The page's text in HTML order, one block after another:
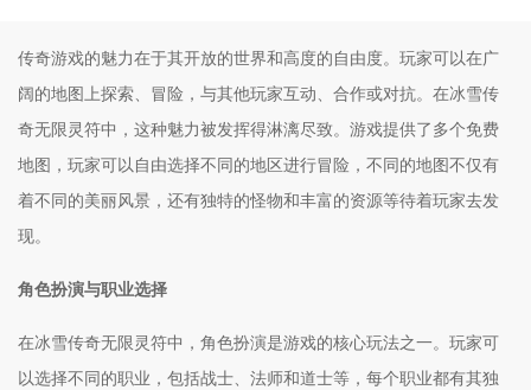
传奇游戏的魅力在于其开放的世界和高度的自由度。玩家可以在广
阔的地图上探索、冒险，与其他玩家互动、合作或对抗。在冰雪传
奇无限灵符中，这种魅力被发挥得淋漓尽致。游戏提供了多个免费
地图，玩家可以自由选择不同的地区进行冒险，不同的地图不仅有
着不同的美丽风景，还有独特的怪物和丰富的资源等待着玩家去发
现。
角色扮演与职业选择
在冰雪传奇无限灵符中，角色扮演是游戏的核心玩法之一。玩家可
以选择不同的职业，包括战士、法师和道士等，每个职业都有其独